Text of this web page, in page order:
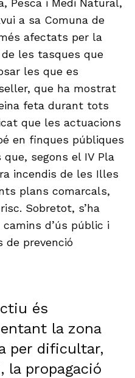
Pesca i Medi Natural,
a sa Comuna de
afectats per la
les tasques que
les que es
que ha mostrat
feta durant tots
que les actuacions
en finques públiques
segons el IV Pla
incendis de les Illes
plans comarcals,
Sobretot, s’ha
d’ús públic i
de prevenció
és
la zona
per dificultar,
la propagació